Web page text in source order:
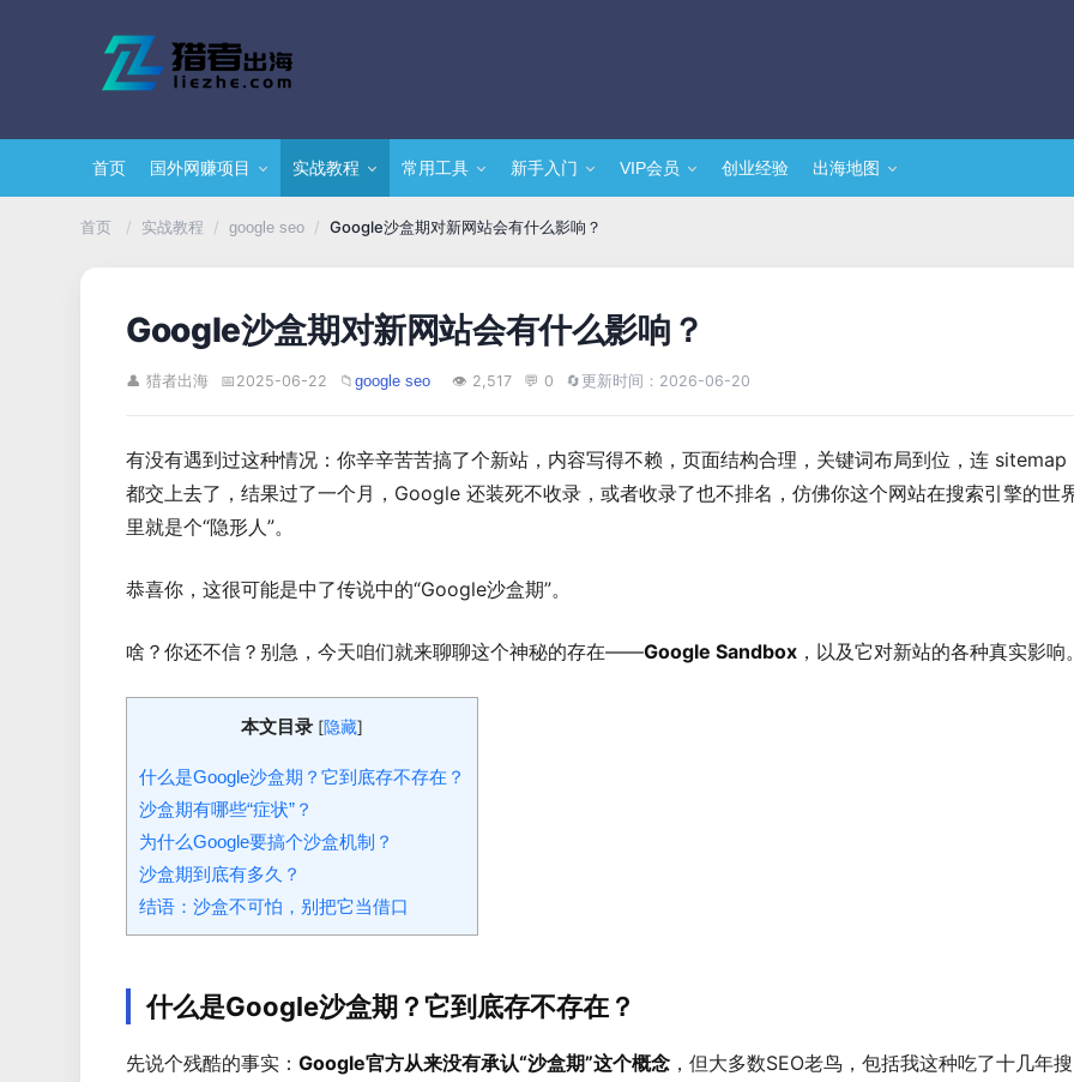
首页 国外网赚项目 实战教程 常用工具 新手入门 VIP会员 创业经验 出海地图
首页 / 实战教程 / google seo / Google沙盒期对新网站会有什么影响？
Google沙盒期对新网站会有什么影响？
👤 猎者出海 📅 2025-06-22 📁google seo 👁 2,517 💬 0 🔄更新时间：2026-06-20
有没有遇到过这种情况：你辛辛苦苦搞了个新站，内容写得不赖，页面结构合理，关键词布局到位，连 sitemap
都交上去了，结果过了一个月，Google 还装死不收录，或者收录了也不排名，仿佛你这个网站在搜索引擎的世
里就是个“隐形人”。
恭喜你，这很可能是中了传说中的“Google沙盒期”。
啥？你还不信？别急，今天咱们就来聊聊这个神秘的存在——Google Sandbox ，以及它对新站的各种真实影响
本文目录 [隐藏]
什么是Google沙盒期？它到底存不存在？
沙盒期有哪些“症状”？
为什么Google要搞个沙盒机制？
沙盒期到底有多久？
结语：沙盒不可怕，别把它当借口
什么是Google沙盒期？它到底存不存在？
先说个残酷的事实：Google官方从来没有承认“沙盒期”这个概念 ，但大多数SEO老鸟，包括我这种吃了十几年搜